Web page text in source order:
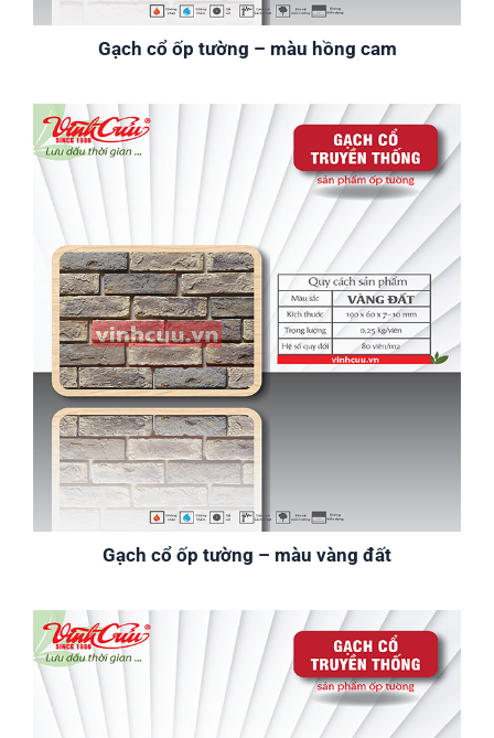
Gạch cổ ốp tường – màu hồng cam
Gạch cổ ốp tường – màu vàng đất